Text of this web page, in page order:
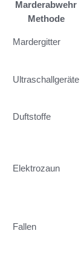
Marderabwehr
Methode
Mardergitter
Ultraschallgeräte
Duftstoffe
Elektrozaun
Fallen